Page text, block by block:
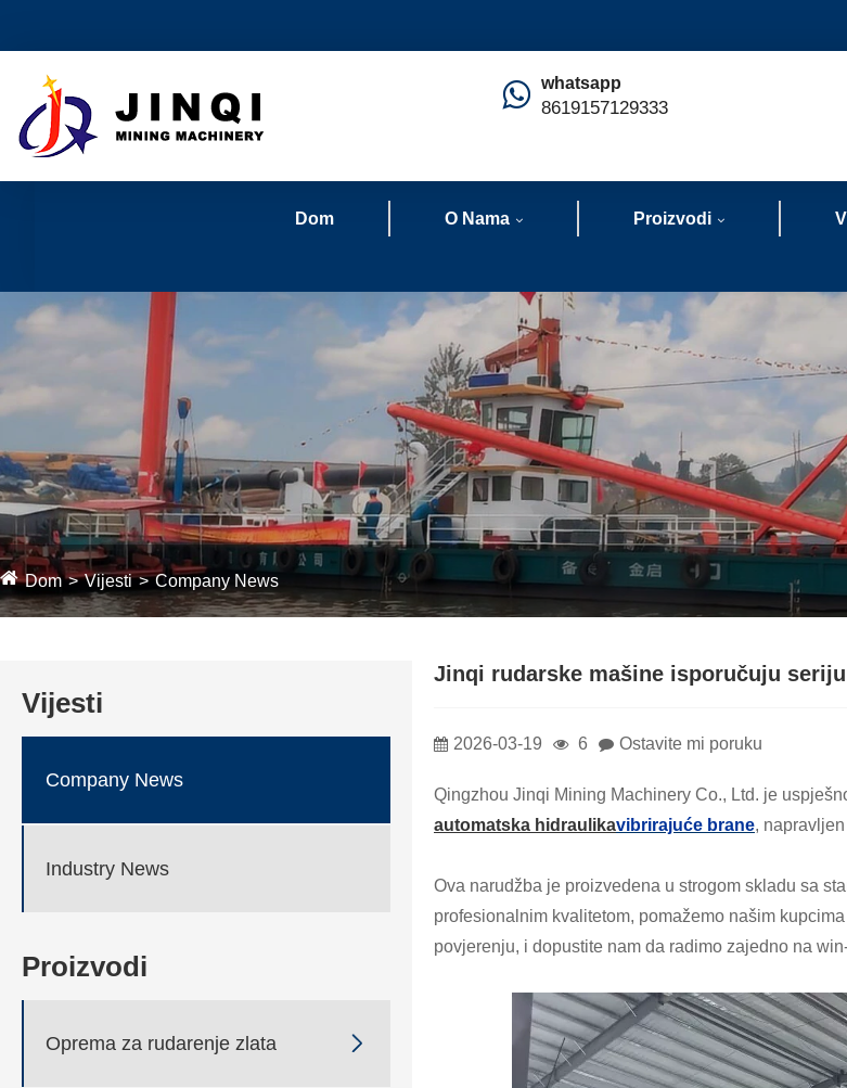
whatsapp
8619157129333
Dom O Nama Proizvodi
Dom Vijesti Company News
Vijesti
Company News
Industry News
Proizvodi
Oprema za rudarenje zlata 
Jinqi rudarske mašine isporučuju
2026-03-19 6 Ostavite mi poruku
Qingzhou Jinqi Mining Machinery Co., Ltd. je
automatska hidraulikavibrirajuće brane,
Ova narudžba je proizvedena u strogom skladu sa
profesionalnim kvalitetom, pomažemo našim
povjerenju, i dopustite nam da radimo zajedno na